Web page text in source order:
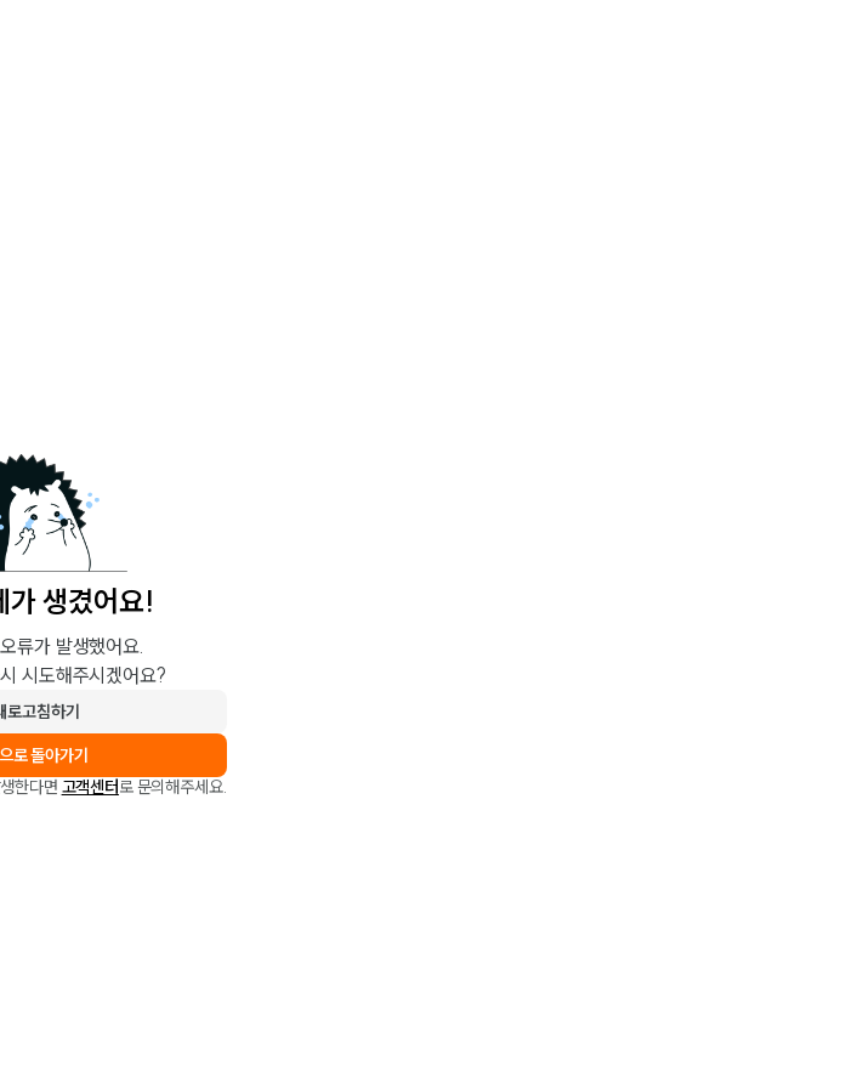
가 생겼어요!
류가 발생했어요.
시도해주시겠어요?
로고침하기
로 돌아가기
한다면 고객센터로 문의해주세요.